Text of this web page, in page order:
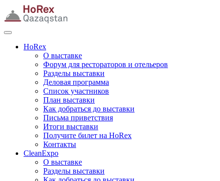
HoRex
О выставке
Форум для рестораторов и отельеров
Разделы выставки
Деловая программа
Список участников
План выставки
Как добраться до выставки
Письма приветствия
Итоги выставки
Получите билет на HoRex
Контакты
CleanExpo
О выставке
Разделы выставки